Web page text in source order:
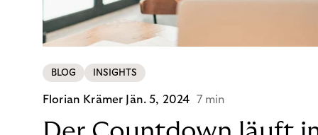
BLOG INSIGHTS
Florian Krämer Jän. 5, 2024 7 min